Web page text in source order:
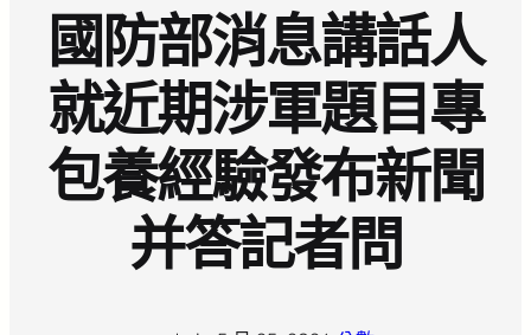
國防部消息講話人
就近期涉軍題目專
包養經驗發布新聞
并答記者問